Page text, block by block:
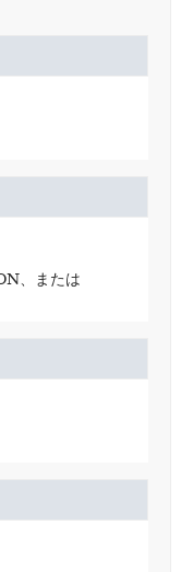
、または